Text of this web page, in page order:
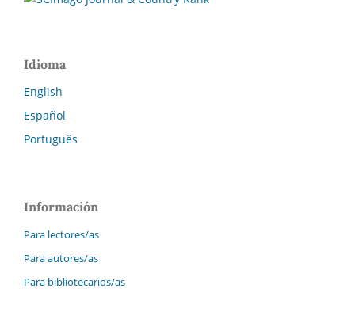
Idioma
English
Español
Português
Información
Para lectores/as
Para autores/as
Para bibliotecarios/as